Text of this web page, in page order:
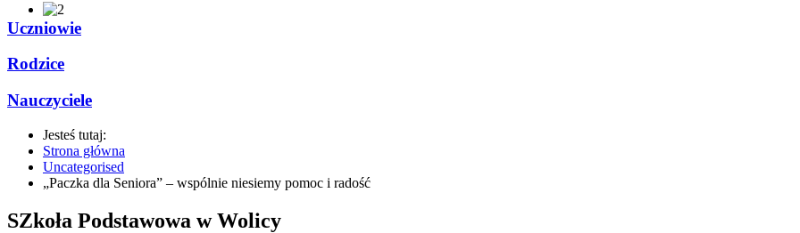
Uczniowie
Rodzice
Nauczyciele
Jesteś tutaj:
Strona główna
Uncategorised
„Paczka dla Seniora” – wspólnie niesiemy pomoc i radość
SZkoła Podstawowa w Wolicy